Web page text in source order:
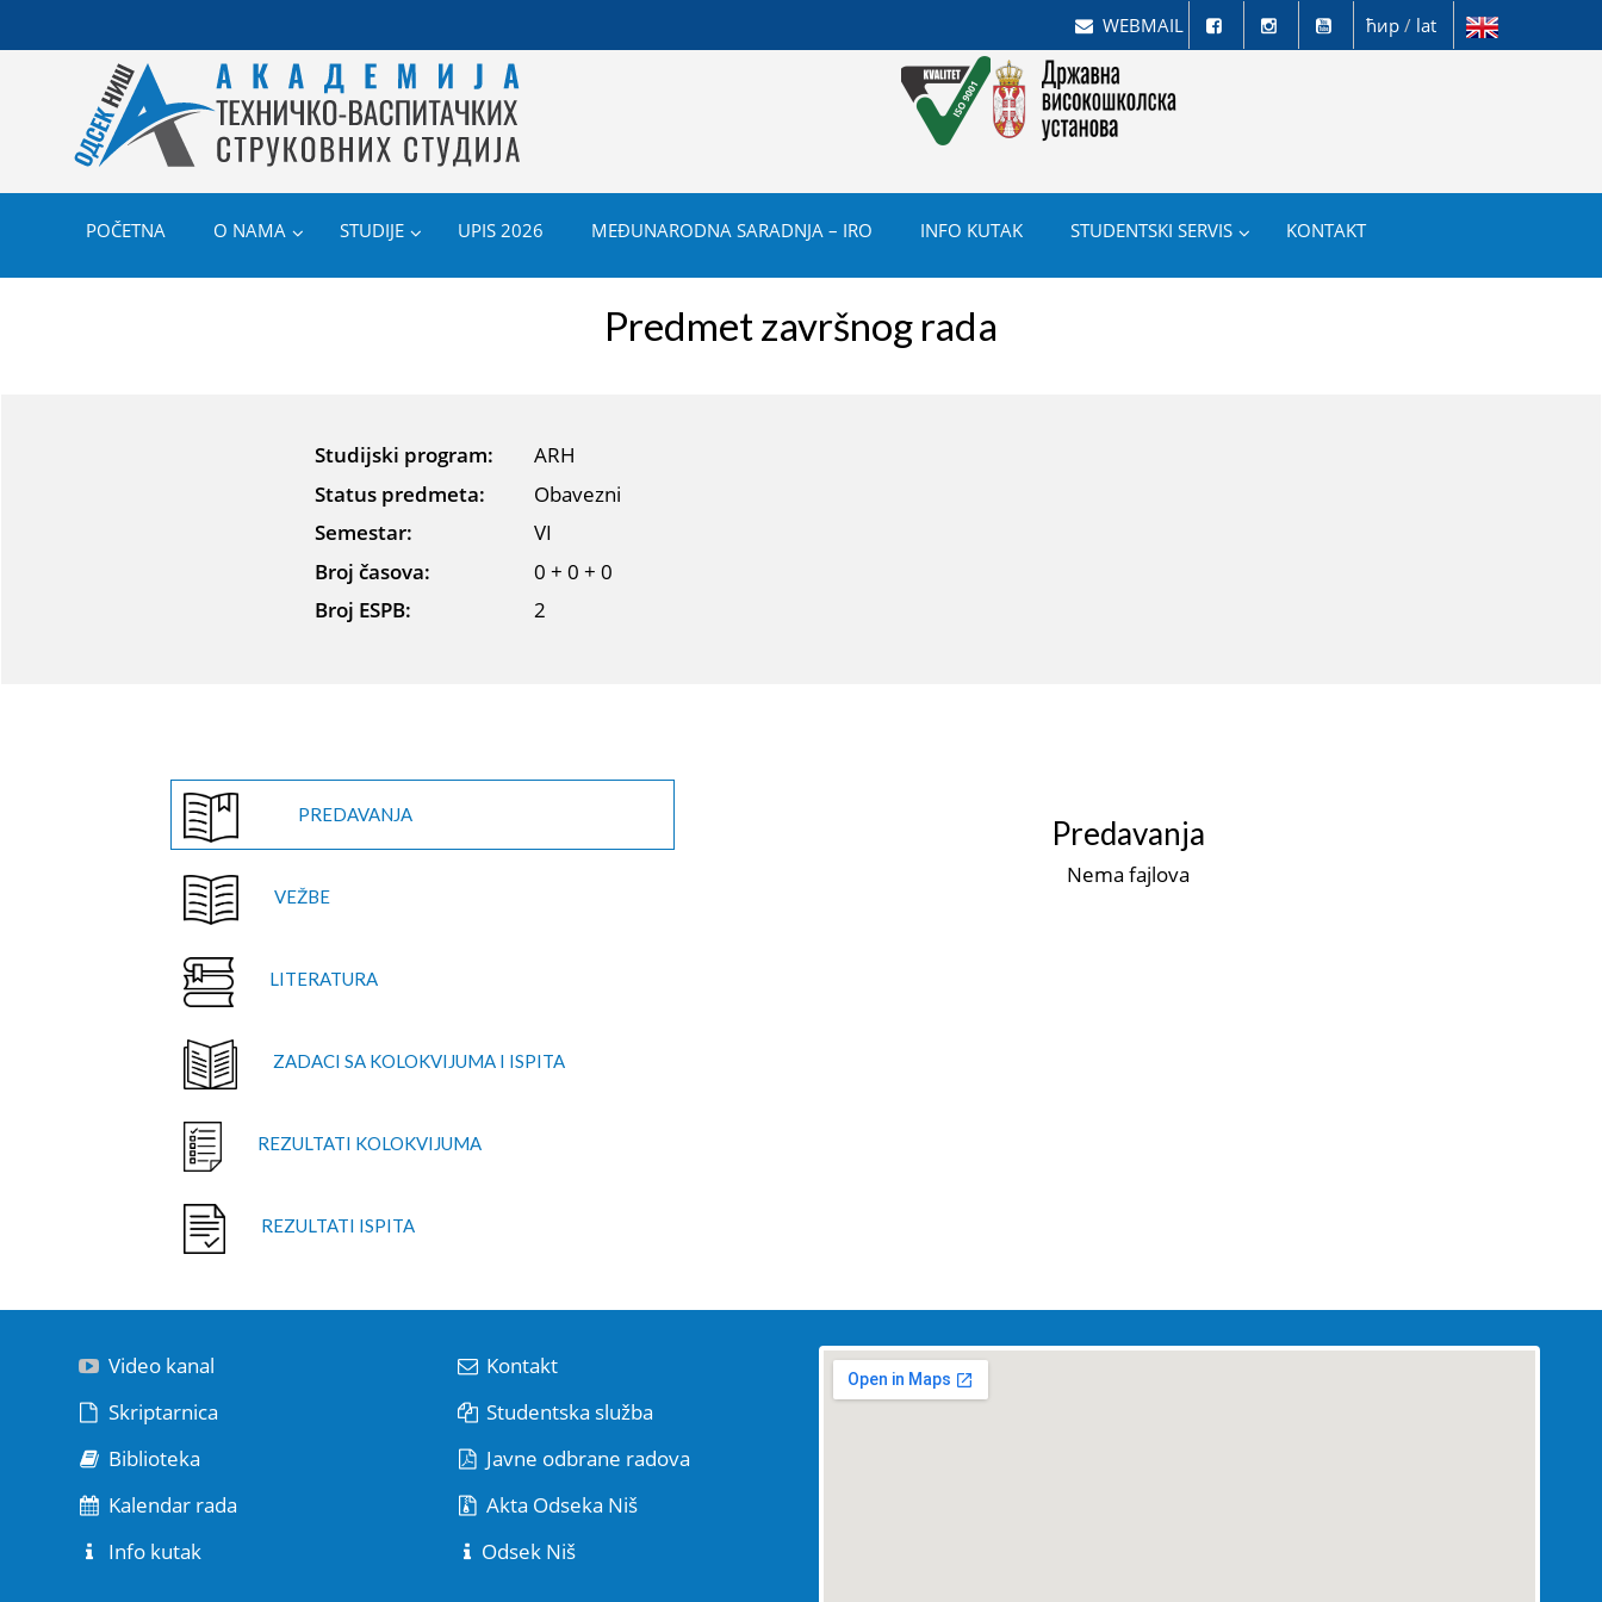
WEBMAIL ћир / lat
POČETNA O NAMA STUDIJE UPIS 2026 MEĐUNARODNA SARADNJA – IRO INFO KUTAK STUDENTSKI SERVIS KONTAKT
Predmet završnog rada
Studijski program:
ARH
Status predmeta:
Obavezni
Semestar:
VI
Broj časova:
0 + 0 + 0
Broj ESPB:
2
PREDAVANJA
VEŽBE
LITERATURA
ZADACI SA KOLOKVIJUMA I ISPITA
REZULTATI KOLOKVIJUMA
REZULTATI ISPITA
Predavanja
Nema fajlova
Video kanal
Skriptarnica
Biblioteka
Kalendar rada
Info kutak
Kontakt
Studentska služba
Javne odbrane radova
Akta Odseka Niš
Odsek Niš